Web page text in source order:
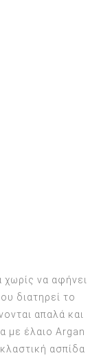
χωρίς να αφήνει
διατηρεί το
απαλά και
με έλαιο Argan
ασπίδα